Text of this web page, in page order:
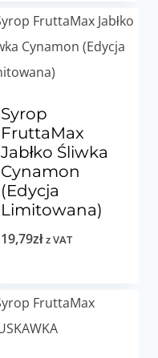
Syrop
FruttaMax
Jabłko Śliwka
Cynamon
(Edycja
Limitowana)
19,79zł z VAT